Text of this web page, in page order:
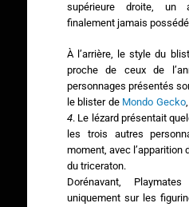
supérieure droite, un
finalement jamais
À l’arrière, le style du
proche de ceux de
personnages présentés
le blister de Mondo Gecko
4. Le lézard présentait
les trois autres
moment, avec l’apparition
du triceraton.
Dorénavant,
uniquement sur les